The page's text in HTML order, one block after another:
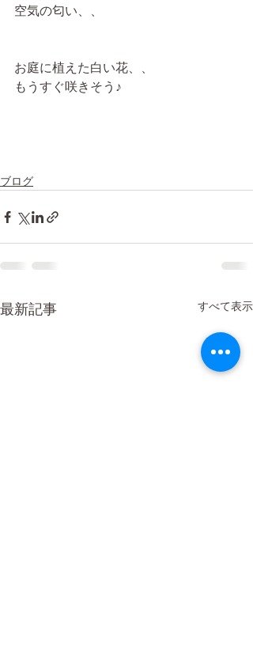
空気の匂い、、
お庭に植えた白い花、、
もうすぐ咲きそう♪
ブログ
最新記事 すべて表示